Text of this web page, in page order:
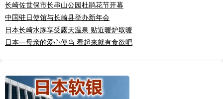
长崎佐世保市长串山公园杜鹃花节开幕
中国驻日使馆与长崎县举办新年会
日本长崎水豚享受露天温泉 贴近暖炉取暖
日本一母亲的爱心便当 看起来就有食欲吧